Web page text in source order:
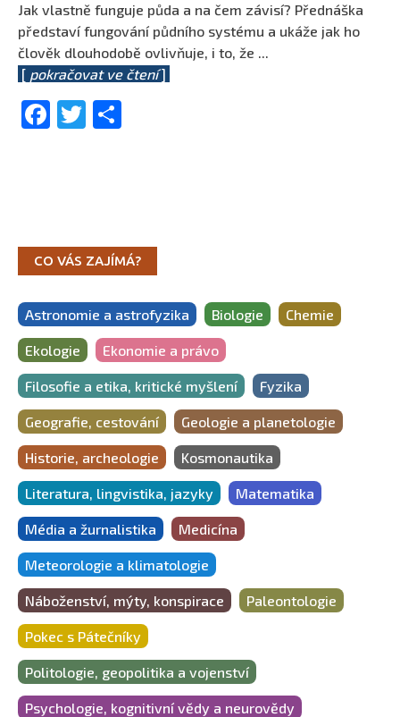
Jak vlastně funguje půda a na čem závisí? Přednáška
představí fungování půdního systému a ukáže jak ho
člověk dlouhodobě ovlivňuje, i to, že ...
[ pokračovat ve čtení]
Facebook
Twitter
CO VÁS ZAJÍMÁ?
Astronomie a astrofyzika Biologie Chemie
Ekologie Ekonomie a právo
Filosofie a etika, kritické myšlení Fyzika
Geografie, cestování Geologie a planetologie
Historie, archeologie Kosmonautika
Literatura, lingvistika, jazyky Matematika
Média a žurnalistika Medicína
Meteorologie a klimatologie
Náboženství, mýty, konspirace Paleontologie
Pokec s Pátečníky
Politologie, geopolitika a vojenství
Psychologie, kognitivní vědy a neurovědy